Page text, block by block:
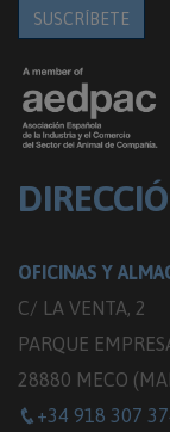
SUSCRÍBETE
OFICINAS Y
C/ LA VENTA, 2
PARQUE
28880 MECO
+34 918 307